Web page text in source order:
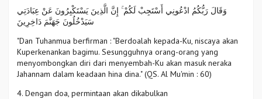
وَقَالَ رَبُّكُمُ ادْعُونِي أَسْتَجِبْ لَكُمْ ۚ إِنَّ الَّذِينَ يَسْتَكْبِرُونَ عَنْ عِبَادَتِي
سَيَدْخُلُونَ جَهَنَّمَ دَاخِرِينَ
"Dan Tuhanmua berfirman : "Berdoalah kepada-Ku, niscaya akan
Kuperkenankan bagimu. Sesungguhnya orang-orang yang
menyombongkan diri dari menyembah-Ku akan masuk neraka
Jahannam dalam keadaan hina dina." (QS. Al Mu'min : 60)
4. Dengan doa, permintaan akan dikabulkan